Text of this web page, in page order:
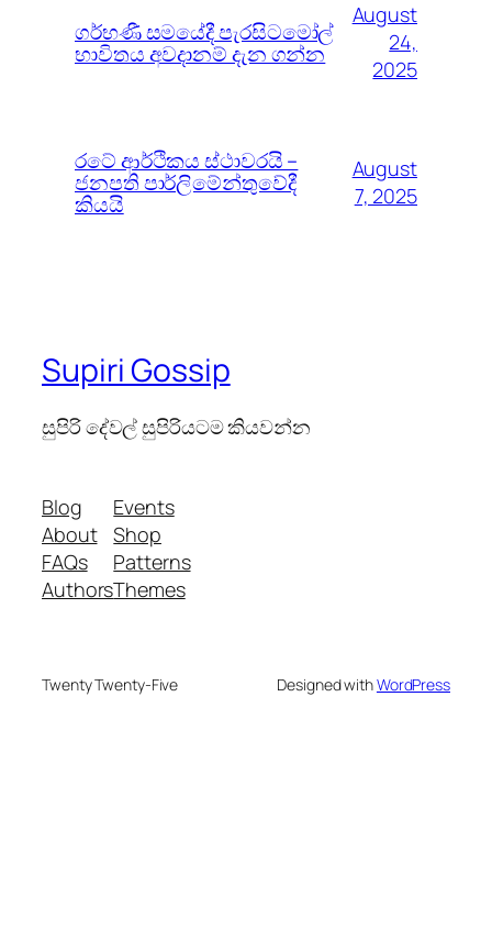
ගර්භණී සමයේදී පැරසිටමෝල්
භාවිතය අවදානම් දැන ගන්න
August
24,
2025
රටේ ආර්ථිකය ස්ථාවරයි –
ජනපති පාර්ලිමේන්තුවේදී
කියයි
August
7, 2025
Supiri Gossip
සුපිරි දේවල් සුපිරියටම කියවන්න
Blog
About
FAQs
Authors
Events
Shop
Patterns
Themes
Twenty Twenty-Five Designed withWordPress